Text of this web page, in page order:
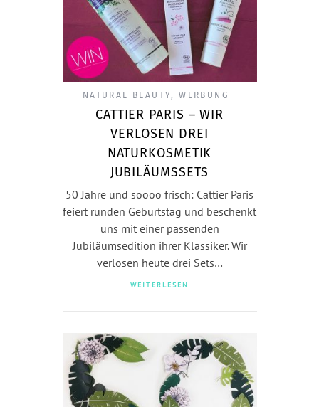
NATURAL BEAUTY,WERBUNG
CATTIER PARIS – WIR
VERLOSEN DREI
NATURKOSMETIK
JUBILÄUMSSETS
50 Jahre und soooo frisch: Cattier Paris
feiert runden Geburtstag und beschenkt
uns mit einer passenden
Jubiläumsedition ihrer Klassiker. Wir
verlosen heute drei Sets…
WEITERLESEN